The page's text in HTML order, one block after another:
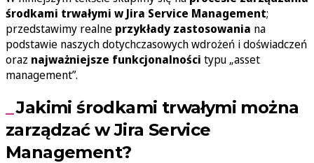
środkami trwałymi w Jira Service Management;
przedstawimy realne przykłady zastosowania na
podstawie naszych dotychczasowych wdrożeń i doświadczeń
oraz najważniejsze funkcjonalności typu „asset
management”.
Jakimi środkami trwałymi można
zarządzać w Jira Service
Management?